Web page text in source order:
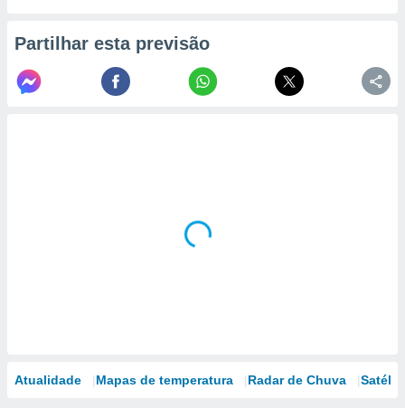
Partilhar esta previsão
Atualidade Mapas de temperatura Radar de Chuva